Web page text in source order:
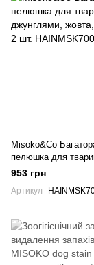
Misoko&Co
пелюшка для
джунглями, жовта,
953 грн
Артикул